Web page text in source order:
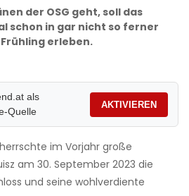
der OSG geht, soll das
schon in gar nicht so ferner
erleben.
als
Quelle
AKTIVIEREN
im Vorjahr große
am 30. September 2023 die
und seine wohlverdiente